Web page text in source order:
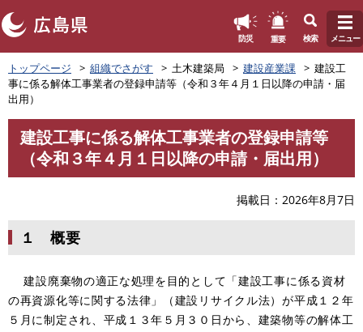
ペ
ー
ジ
の
す
防災 重要 検索 メニュー
トップページ 組織でさがす 土木建築局 建設産業課
建設工
事に係る解体工事業者の登録申請等（令和３年４月１日以降の申請・届
出用）
建設工事に係る解体工事業者の登録申請等
（令和３年４月１日以降の申請・届出用）
掲載日 2026年8月7日
１ 概要
建設廃棄物の適正な処理を目的として「建設工事に係る資材
の再資源化等に関する法律」（建設リサイクル法）が平成１２年
５月に制定され、平成１３年５月３０日から、建築物等の解体工